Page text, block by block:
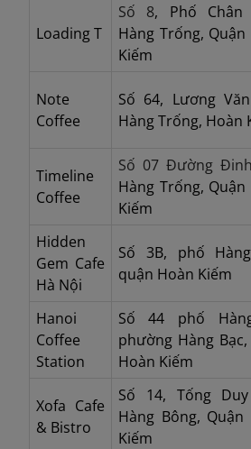
Loading T
Số 8, Phố Chân
Hàng Trống, Quận
Kiếm
Note
Coffee
Số 64, Lương
Hàng Trống, Hoàn
Timeline
Coffee
Số 07 Đường
Hàng Trống, Quận
Kiếm
Hidden
Gem Cafe
Hà Nội
Số 3B, phố
quận Hoàn Kiếm
Hanoi
Coffee
Station
Số 44 phố
phường Hàng
Hoàn Kiếm
Xofa Cafe
& Bistro
Số 14, Tống
Hàng Bông, Quận
Kiếm